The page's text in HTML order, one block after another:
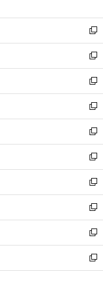
開
く
ウ
で
開
く
ン
ド
ウ
で
開
く
ウ
ィ
ン
ド
ウ
で
開
く
新
し
い
ウ
ィ
ン
ド
ウ
で
開
く
新
し
い
ウ
ィ
ン
ド
ウ
で
開
く
新
し
い
ウ
ィ
ン
ド
ウ
で
開
く
新
し
い
ウ
ィ
ン
ド
ウ
で
開
く
新
し
い
ウ
ィ
ン
ド
ウ
で
開
く
新
し
い
ウ
ィ
ン
ド
ウ
で
開
新
し
い
ウ
ィ
ン
ド
ウ
新
し
い
ウ
ィ
ン
新
し
い
ウ
新
し